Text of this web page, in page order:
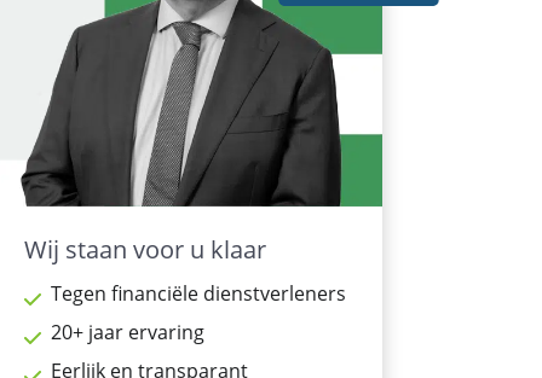
Wij staan voor u klaar
Tegen financiële dienstverleners
20+ jaar ervaring
Eerlijk en transparant